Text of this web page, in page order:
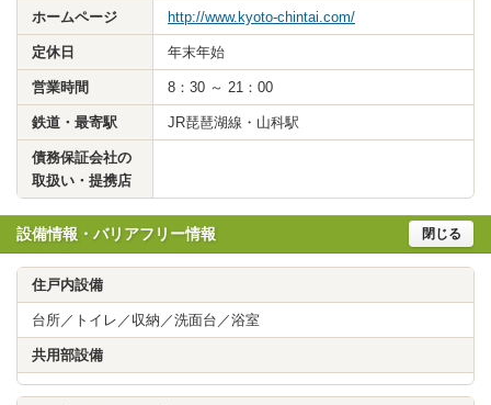
ホームページ http://www.kyoto-chintai.com/
定休日 年末年始
営業時間 8：30 ～ 21：00
鉄道・最寄駅 JR琵琶湖線・山科駅
債務保証会社の
取扱い・提携店
設備情報・バリアフリー情報 閉じる
住戸内設備
台所／トイレ／収納／洗面台／浴室
共用部設備